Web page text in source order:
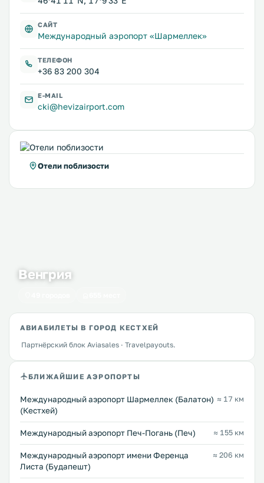
САЙТ
Международный аэропорт «Шармеллек»
ТЕЛЕФОН
+36 83 200 304
E-MAIL
cki@hevizairport.com
Отели поблизости
Венгрия
АВИАБИЛЕТЫ В ГОРОД КЕСТХЕЙ
Партнёрский блок Aviasales · Travelpayouts.
БЛИЖАЙШИЕ АЭРОПОРТЫ
Международный аэропорт Шармеллек (Балатон)
(Кестхей)
≈ 17 км
Международный аэропорт Печ-Погань (Печ) ≈ 155 км
Международный аэропорт имени Ференца
Листа (Будапешт)
≈ 206 км